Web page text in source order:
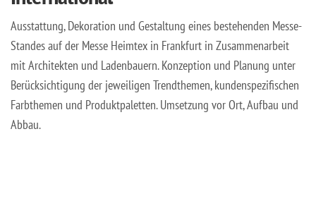
Ausstattung, Dekoration und Gestaltung eines bestehenden Messe-
Standes auf der Messe Heimtex in Frankfurt in Zusammenarbeit
mit Architekten und Ladenbauern. Konzeption und Planung unter
Berücksichtigung der jeweiligen Trendthemen, kundenspezifischen
Farbthemen und Produktpaletten. Umsetzung vor Ort, Aufbau und
Abbau.